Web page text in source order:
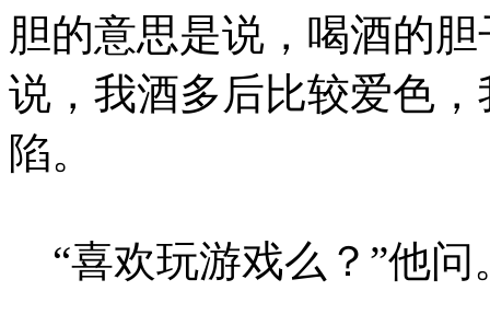
胆的意思是说，喝酒的
说，我酒多后比较爱色
陷。
“喜欢玩游戏么？”他问